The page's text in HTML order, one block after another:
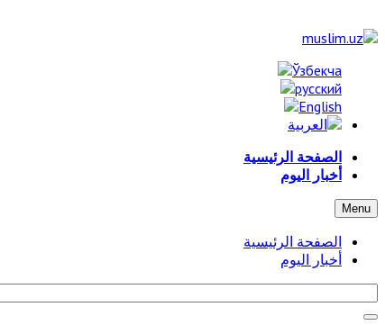
الصفحة الرئيسية
أخبار اليوم
Menu
الصفحة الرئيسية
أخبار اليوم